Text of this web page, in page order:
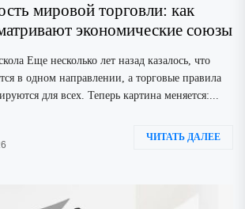
мировой торговли: как
экономические союзы
Еще несколько лет назад казалось, что
в одном направлении, а торговые правила
для всех. Теперь картина меняется:...
ЧИТАТЬ ДАЛЕЕ